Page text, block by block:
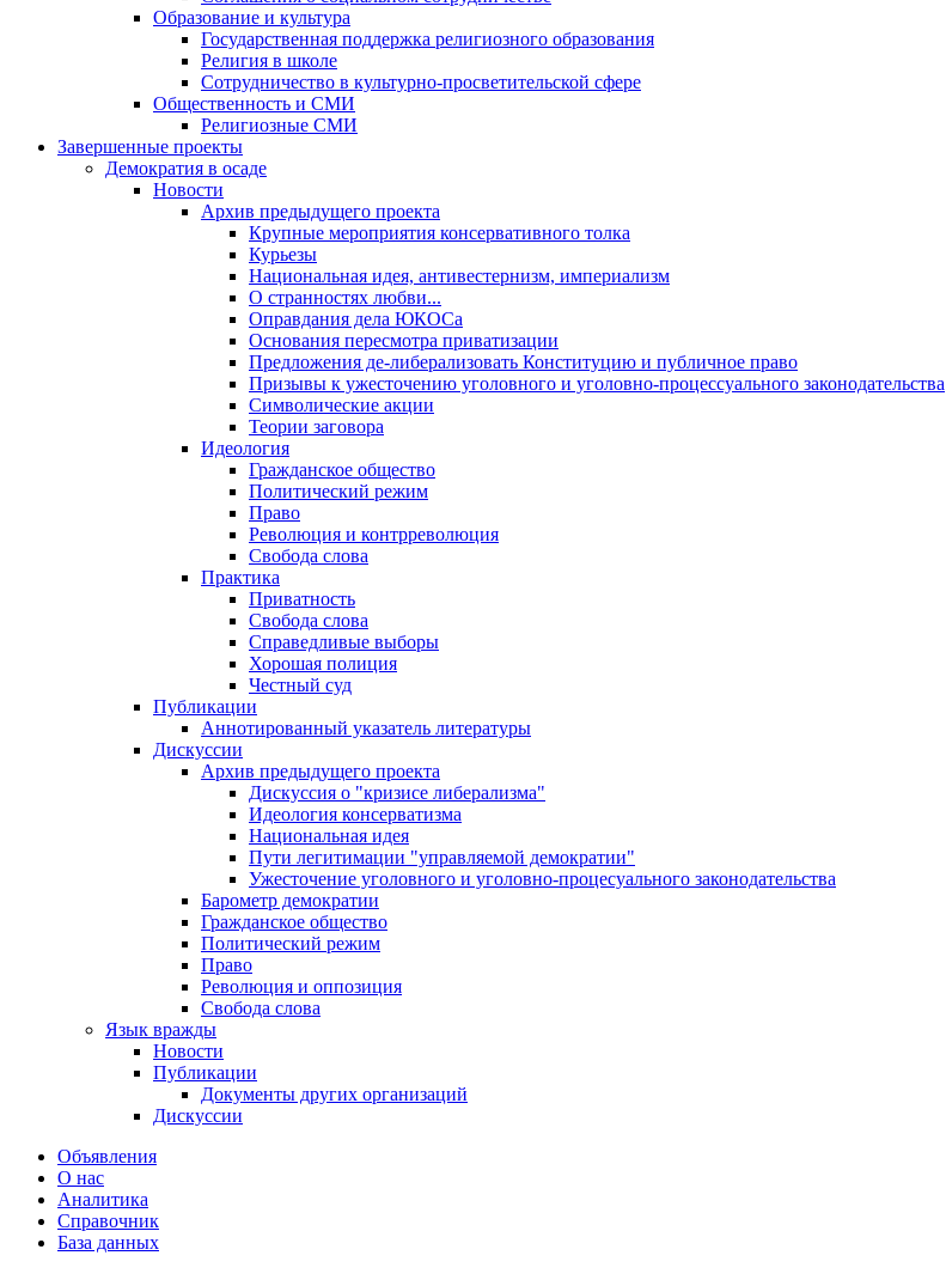
Образование и культура
Государственная поддержка религиозного образования
Религия в школе
Сотрудничество в культурно-просветительской сфере
Общественность и СМИ
Религиозные СМИ
Завершенные проекты
Демократия в осаде
Новости
Архив предыдущего проекта
Крупные мероприятия консервативного толка
Курьезы
Национальная идея, антивестернизм, империализм
О странностях любви...
Оправдания дела ЮКОСа
Основания пересмотра приватизации
Предложения де-либерализовать Конституцию и публичное право
Призывы к ужесточению уголовного и уголовно-процессуального законодательства
Символические акции
Теории заговора
Идеология
Гражданское общество
Политический режим
Право
Революция и контрреволюция
Свобода слова
Практика
Приватность
Свобода слова
Справедливые выборы
Хорошая полиция
Честный суд
Публикации
Аннотированный указатель литературы
Дискуссии
Архив предыдущего проекта
Дискуссия о "кризисе либерализма"
Идеология консерватизма
Национальная идея
Пути легитимации "управляемой демократии"
Ужесточение уголовного и уголовно-процесуального законодательства
Барометр демократии
Гражданское общество
Политический режим
Право
Революция и оппозиция
Свобода слова
Язык вражды
Новости
Публикации
Документы других организаций
Дискуссии
Объявления
О нас
Аналитика
Справочник
База данных